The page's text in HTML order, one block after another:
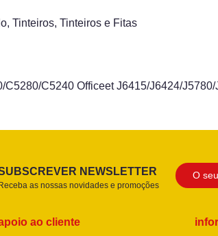
, Tinteiros, Tinteiros e Fitas
C5240 Officeet J6415/J6424/
NEWSLETTER
as nossas novidades e promoções
ao cliente